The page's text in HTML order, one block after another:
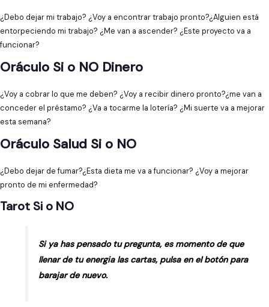
¿Debo dejar mi trabajo? ¿Voy a encontrar trabajo pronto?¿Alguien está
entorpeciendo mi trabajo? ¿Me van a ascender? ¿Este proyecto va a
funcionar?
Oráculo Si o NO Dinero
¿Voy a cobrar lo que me deben? ¿Voy a recibir dinero pronto?¿me van a
conceder el préstamo? ¿Va a tocarme la lotería? ¿Mi suerte va a mejorar
esta semana?
Oráculo Salud Si o NO
¿Debo dejar de fumar?¿Esta dieta me va a funcionar? ¿Voy a mejorar
pronto de mi enfermedad?
Tarot Si o NO
Si ya has pensado tu pregunta, es momento de que
llenar de tu energia las cartas, pulsa en el botón para
barajar de nuevo.